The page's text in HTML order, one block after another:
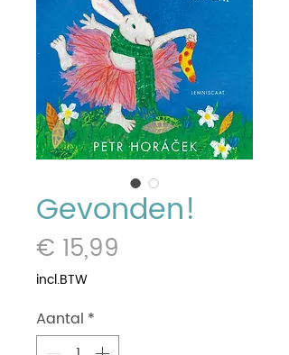
Gevonden!
€ 15,99
incl.BTW
Aantal *